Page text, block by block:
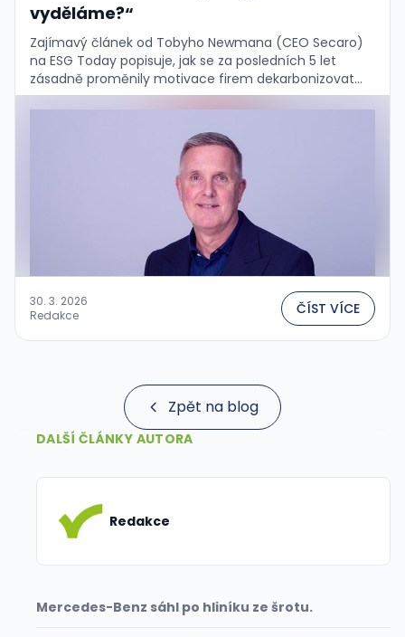
vyděláme?“
Zajímavý článek od Tobyho Newmana (CEO Secaro)
na ESG Today popisuje, jak se za posledních 5 let
zásadně proměnily motivace firem dekarbonizovat
dodavatelské řetězce — a proč to vlastně nevadí. …
30. 3. 2026
Redakce
ČÍST VÍCE
Zpět na blog
DALŠÍ ČLÁNKY AUTORA
Redakce
Mercedes-Benz sáhl po hliníku ze šrotu.